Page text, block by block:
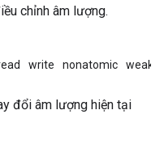
chỉnh âm lượng.
write nonatomic weak
đổi âm lượng hiện tại